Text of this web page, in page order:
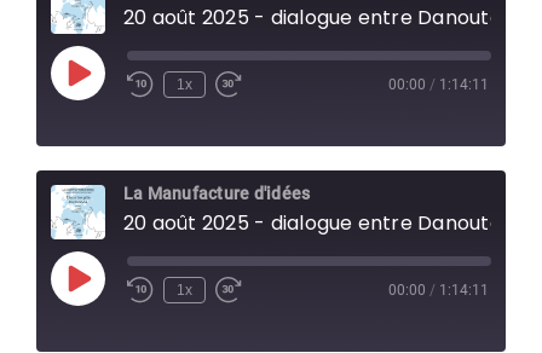
Play
Episode
1x 00:00 / 1:14:11
La Manufacture d'idées
Play
Episode
1x 00:00 / 1:14:11